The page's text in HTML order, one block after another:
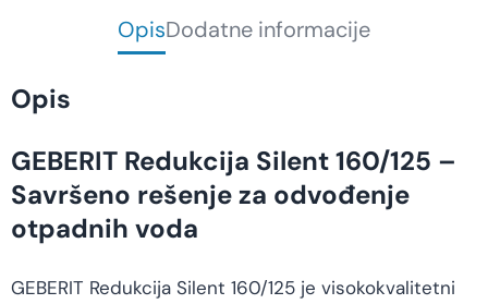
OpisDodatne informacije
Opis
GEBERIT Redukcija Silent 160/125 –
Savršeno rešenje za odvođenje
otpadnih voda
GEBERIT Redukcija Silent 160/125 je visokokvalitetni